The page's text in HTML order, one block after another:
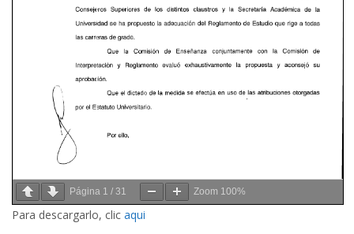
Página 1 / 31 Zoom 100%
Para descargarlo, clic aqui